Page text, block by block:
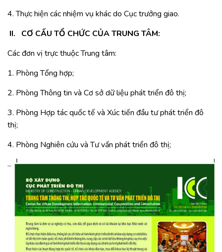
4. Thực hiện các nhiệm vụ khác do Cục trưởng giao.
II.
CƠ CẤU TỔ CHỨC CỦA TRUNG TÂM:
Các đơn vị trực thuộc Trung tâm:
1. Phòng Tổng hợp;
2. Phòng Thông tin và Cơ sở dữ liệu phát triển đô thị;
3. Phòng Hợp tác quốc tế và Xúc tiến đầu tư phát triển đô
thị;
4. Phòng Nghiên cứu và Tư vấn phát triển đô thị;